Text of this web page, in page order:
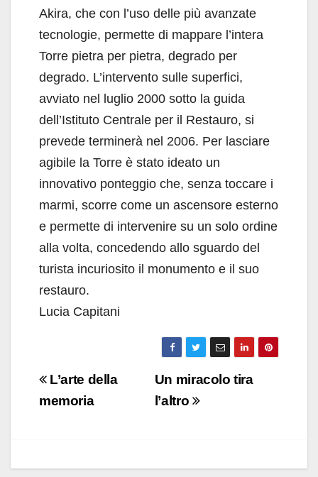
Akira, che con l’uso delle più avanzate
tecnologie, permette di mappare l’intera
Torre pietra per pietra, degrado per
degrado. L’intervento sulle superfici,
avviato nel luglio 2000 sotto la guida
dell’Istituto Centrale per il Restauro, si
prevede terminerà nel 2006. Per lasciare
agibile la Torre è stato ideato un
innovativo ponteggio che, senza toccare i
marmi, scorre come un ascensore esterno
e permette di intervenire su un solo ordine
alla volta, concedendo allo sguardo del
turista incuriosito il monumento e il suo
restauro.
Lucia Capitani
Navigazione
articoli
Un miracolo tira
l’altro
L’arte della
memoria